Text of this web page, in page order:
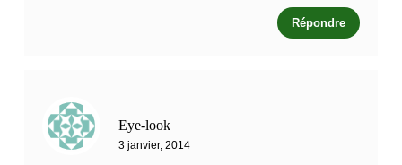
Répondre
Eye-look
3 janvier, 2014